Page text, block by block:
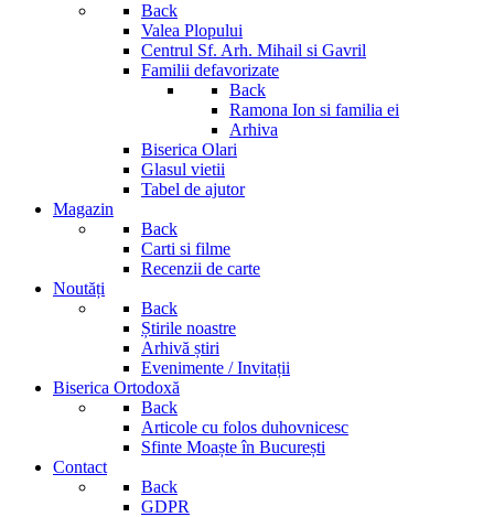
Back
Valea Plopului
Centrul Sf. Arh. Mihail si Gavril
Familii defavorizate
Back
Ramona Ion si familia ei
Arhiva
Biserica Olari
Glasul vietii
Tabel de ajutor
Magazin
Back
Carti si filme
Recenzii de carte
Noutăți
Back
Știrile noastre
Arhivă știri
Evenimente / Invitații
Biserica Ortodoxă
Back
Articole cu folos duhovnicesc
Sfinte Moaște în București
Contact
Back
GDPR